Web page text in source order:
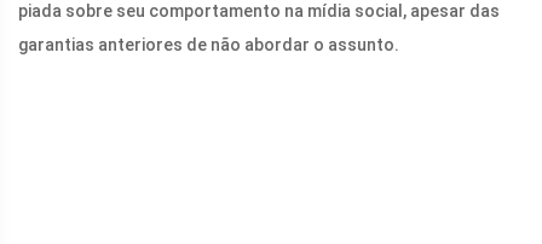
piada sobre seu comportamento na mídia social, apesar das
garantias anteriores de não abordar o assunto.